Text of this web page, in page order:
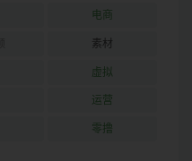
电商
素材
虚拟
运营
零撸